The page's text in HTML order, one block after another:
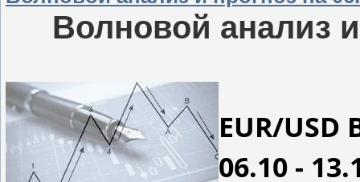
Волновой анализ
EUR/
06.10 -